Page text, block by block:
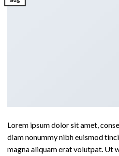
Lorem ipsum dolor sit amet,
diam nonummy nibh euismod
magna aliquam erat volutpat. Ut